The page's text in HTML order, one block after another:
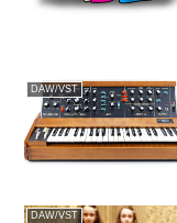
DAW/VST
DAW/VST